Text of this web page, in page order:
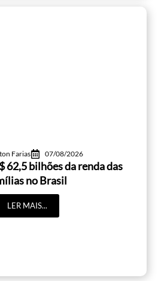
Farias 07/08/2026
62,5 bilhões da renda das
no Brasil
LER MAIS...